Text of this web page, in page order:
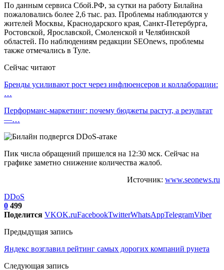
По данным сервиса Сбой.РФ, за сутки на работу Билайна
пожаловались более 2,6 тыс. раз. Проблемы наблюдаются у
жителей Москвы, Краснодарского края, Санкт-Петербурга,
Ростовской, Ярославской, Смоленской и Челябинской
областей. По наблюдениям редакции SEOnews, проблемы
также отмечались в Туле.
Сейчас читают
Бренды усиливают рост через инфлюенсеров и коллаборации:
…
Перформанс-маркетинг: почему бюджеты растут, а результат
—…
Пик числа обращений пришелся на 12:30 мск. Сейчас на
графике заметно снижение количества жалоб.
Источник: www.seonews.ru
DDoS
0 499
Поделится VKOK.ruFacebookTwitterWhatsAppTelegramViber
Предыдущая запись
Яндекс возглавил рейтинг самых дорогих компаний рунета
Следующая запись